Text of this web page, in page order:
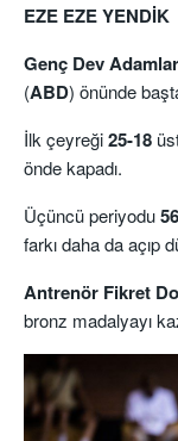
EZE EZE YENDİK
Genç Dev
(ABD) önünde
İlk çeyreği25-18
önde kapadı.
Üçüncü periyodu
farkı daha da açıp
Antrenör Fikret
bronz madalyayı